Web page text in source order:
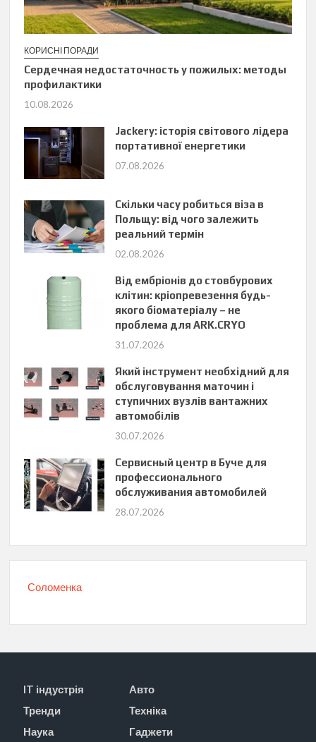
КОРИСНІ ПОРАДИ
Сердечная недостаточность у пожилых: методы
профилактики
10.08.2026
Jackery: історія світового лідера
портативної енергетики
07.08.2026
Скільки часу робиться віза в
Польщу: від чого залежить
реальний термін
02.08.2026
Від ембріонів до стовбурових
клітин: кріопревезення будь-
якого біоматеріалу – не
проблема для ARK.CRYO
31.07.2026
Який інструмент необхідний для
обслуговування маточин і
ступичних вузлів вантажних
автомобілів
30.07.2026
Сервисный центр в Буче для
профессионального
обслуживания автомобилей
28.07.2026
Соломенка
IT індустрія
Авто
Тренди
Техніка
Наука
Гаджети